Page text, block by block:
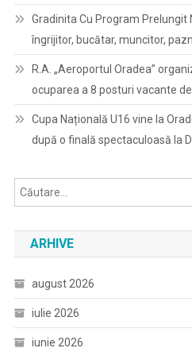
Gradinita Cu Program Prelungit
îngrijitor, bucătar, muncitor,
R.A. „Aeroportul Oradea”
ocuparea a 8 posturi vacante
Cupa Națională U16 vine la
după o finală spectaculoasă la
ARHIVE
august 2026
iulie 2026
iunie 2026